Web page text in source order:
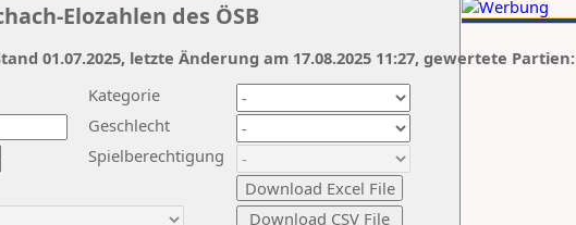
Elozahlen des ÖSB
Kategorie
Geschlecht
Spielberechtigung
01.07.2025, letzte Änderung am 17.08.2025 11:27, gewertete Partien: